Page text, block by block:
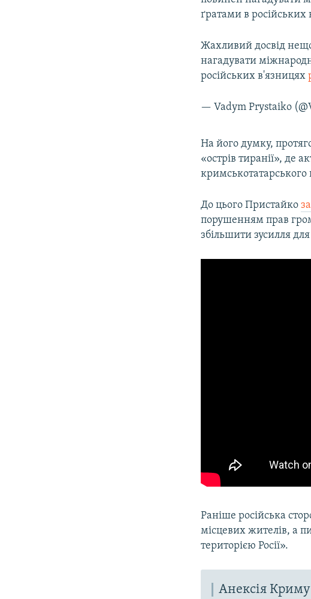
ґратами в російських
Жахливий досвід
нагадувати
російських в'язницях
— Vadym Prystaiko
На його думку,
«острів тиранії», де
кримськотатарського
До цього Пристайко
порушенням прав
збільшити зусилля
Раніше російська
місцевих жителів, а
територією Росії».
Анексія Криму